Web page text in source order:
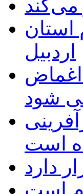
می‌کند
استان
اردبیل
اغماض
شود
است
دارد
است